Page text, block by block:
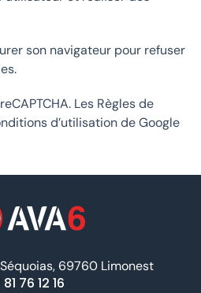
son navigateur pour refuser
Les Règles de
d’utilisationde Google
69760 Limonest
76 12 16